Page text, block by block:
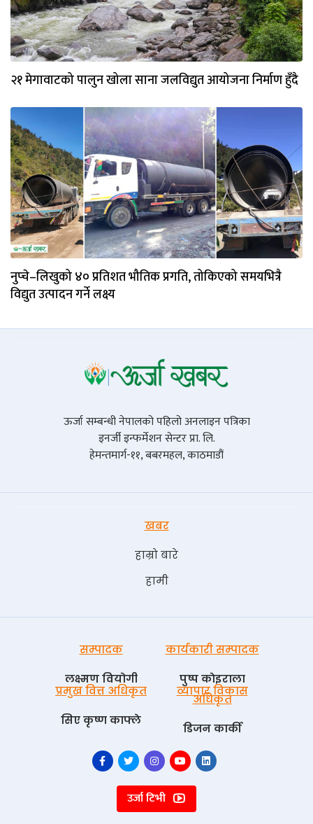
२१ मेगावाटको पालुन खोला साना जलविद्युत आयोजना निर्माण हुँदै
नुप्चे–लिखुको ४० प्रतिशत भौतिक प्रगति, तोकिएको समयभित्रै
विद्युत उत्पादन गर्ने लक्ष्य
ऊर्जा सम्बन्धी नेपालको पहिलो अनलाइन पत्रिका
इनर्जी इन्फर्मेशन सेन्टर प्रा. लि.
हेमन्तमार्ग-११, बबरमहल, काठमाडौं
खबर
हाम्रो बारे
हामी
सम्पादक
लक्ष्मण वियोगी
कार्यकारी सम्पादक
पुष्प काेइराला
प्रमुख वित्त अधिकृत
सिए कृष्ण काफ्ले
व्यापार विकास
अधिकृत
डिजन कार्की
उर्जा टिभी